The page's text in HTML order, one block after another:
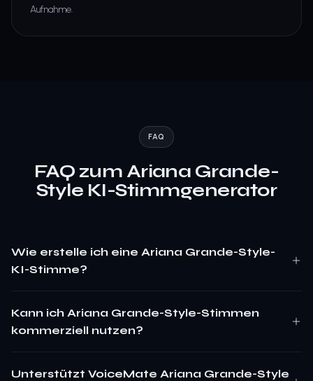
Aufnahme.
FAQ
FAQ zum Ariana Grande-
Style KI-Stimmgenerator
Wie erstelle ich eine Ariana Grande-Style-
KI-Stimme?
Kann ich Ariana Grande-Style-Stimmen
kommerziell nutzen?
Unterstützt VoiceMate Ariana Grande-Style